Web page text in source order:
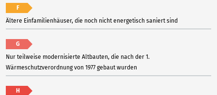
F
Ältere Einfamilienhäuser, die noch nicht energetisch saniert sind
G
Nur teilweise modernisierte Altbauten, die nach der 1.
Wärmeschutzverordnung von 1977 gebaut wurden
H